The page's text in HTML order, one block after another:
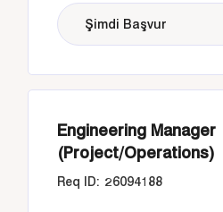
Şimdi Başvur
Engineering Manager
(Project/Operations)
26094188